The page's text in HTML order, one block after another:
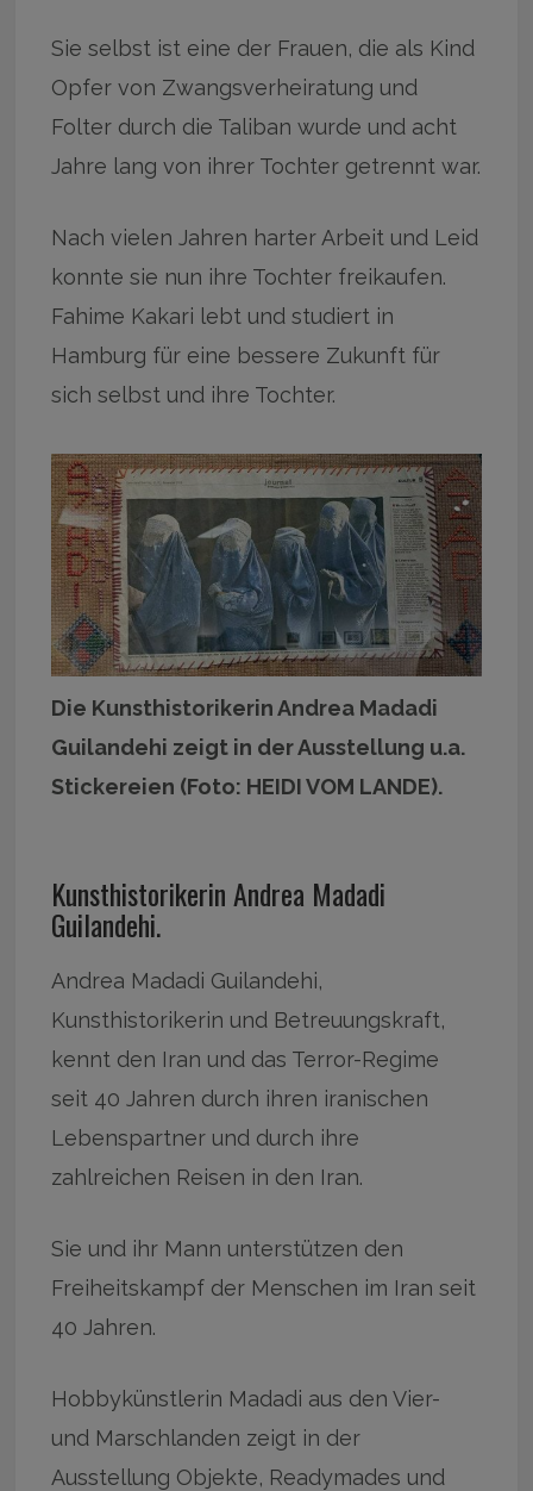
Sie selbst ist eine der Frauen, die als Kind
Opfer von Zwangsverheiratung und
Folter durch die Taliban wurde und acht
Jahre lang von ihrer Tochter getrennt war.
Nach vielen Jahren harter Arbeit und Leid
konnte sie nun ihre Tochter freikaufen.
Fahime Kakari lebt und studiert in
Hamburg für eine bessere Zukunft für
sich selbst und ihre Tochter.
Die Kunsthistorikerin Andrea Madadi
Guilandehi zeigt in der Ausstellung u.a.
Stickereien (Foto: HEIDI VOM LANDE).
Kunsthistorikerin Andrea Madadi
Guilandehi.
Andrea Madadi Guilandehi,
Kunsthistorikerin und Betreuungskraft,
kennt den Iran und das Terror-Regime
seit 40 Jahren durch ihren iranischen
Lebenspartner und durch ihre
zahlreichen Reisen in den Iran.
Sie und ihr Mann unterstützen den
Freiheitskampf der Menschen im Iran seit
40 Jahren.
Hobbykünstlerin Madadi aus den Vier-
und Marschlanden zeigt in der
Ausstellung Objekte, Readymades und